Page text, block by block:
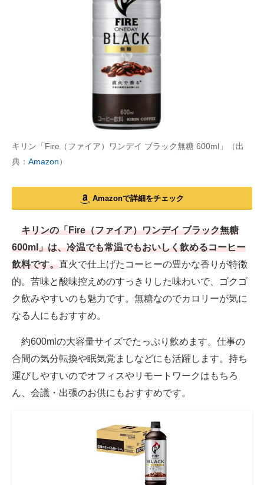
キリン「Fire（ファイア）ワンデイ ブラック無糖 600ml」（出
典： Amazon）
Amazonで詳細をチェック
キリンの「Fire（ファイア）ワンデイ ブラック無糖
600ml」は、冷温でも常温でもおいしく飲めるコーヒー
飲料です。直火で仕上げたコーヒーの豊かな香りが特徴
的。苦味と酸味控えめのすっきりした味わいで、ゴクゴ
ク飲みやすいのも魅力です。無糖なのでカロリーが気に
なる人にもおすすめ。
約600mlの大容量サイズでたっぷり飲めます。仕事の
合間の気分転換や眠気覚ましなどにも活躍します。持ち
運びしやすいのでオフィスやリモートワークはもちろ
ん、会議・出張のお供にもおすすめです。